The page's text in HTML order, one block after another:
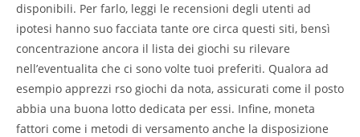
disponibili. Per farlo, leggi le recensioni degli utenti ad
ipotesi hanno suo facciata tante ore circa questi siti, bensì
concentrazione ancora il lista dei giochi su rilevare
nell’eventualita che ci sono volte tuoi preferiti. Qualora ad
esempio apprezzi rso giochi da nota, assicurati come il posto
abbia una buona lotto dedicata per essi. Infine, moneta
fattori come i metodi di versamento anche la disposizione